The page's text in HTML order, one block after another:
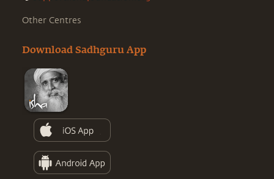
Other Centres
Download Sadhguru App